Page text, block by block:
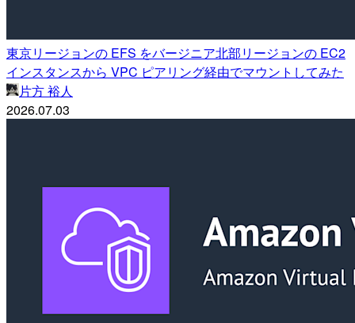
東京リージョンの EFS をバージニア北部リージョンの EC2
インスタンスから VPC ピアリング経由でマウントしてみた
片方 裕人
2026.07.03